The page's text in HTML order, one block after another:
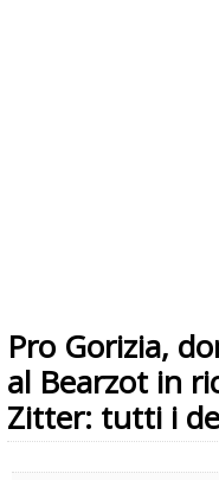
Pro Gorizia,
al Bearzot in
Zitter: tutti i